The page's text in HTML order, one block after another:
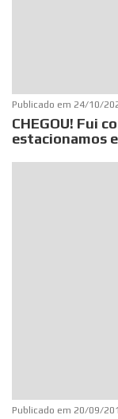
Publicado em 24/10/
CHEGOU! Fui
estacionamos
Publicado em 20/09/